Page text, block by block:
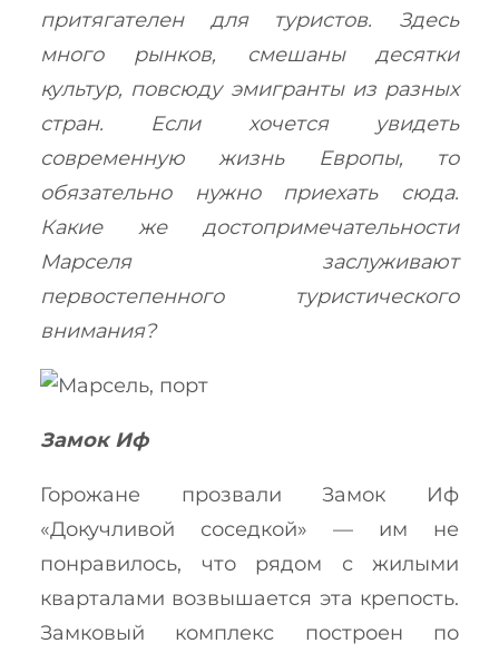
притягателен для туристов. Здесь
много рынков, смешаны десятки
культур, повсюду эмигранты из разных
стран. Если хочется увидеть
современную жизнь Европы, то
обязательно нужно приехать сюда.
Какие же достопримечательности
Марселя заслуживают
первостепенного туристического
внимания?
Замок Иф
Горожане прозвали Замок Иф
«Докучливой соседкой» — им не
понравилось, что рядом с жилыми
кварталами возвышается эта крепость.
Замковый комплекс построен по